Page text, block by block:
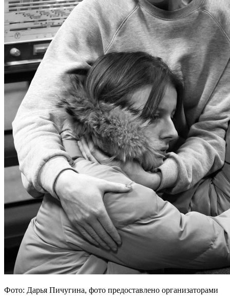
Фото: Дарья Пичугина, фото предоставлено организаторами